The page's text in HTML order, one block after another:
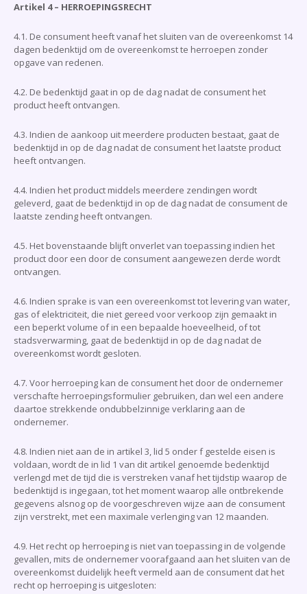
Artikel 4 – HERROEPINGSRECHT
4.1. De consument heeft vanaf het sluiten van de overeenkomst 14
dagen bedenktijd om de overeenkomst te herroepen zonder
opgave van redenen.
4.2. De bedenktijd gaat in op de dag nadat de consument het
product heeft ontvangen.
4.3. Indien de aankoop uit meerdere producten bestaat, gaat de
bedenktijd in op de dag nadat de consument het laatste product
heeft ontvangen.
4.4. Indien het product middels meerdere zendingen wordt
geleverd, gaat de bedenktijd in op de dag nadat de consument de
laatste zending heeft ontvangen.
4.5. Het bovenstaande blijft onverlet van toepassing indien het
product door een door de consument aangewezen derde wordt
ontvangen.
4.6. Indien sprake is van een overeenkomst tot levering van water,
gas of elektriciteit, die niet gereed voor verkoop zijn gemaakt in
een beperkt volume of in een bepaalde hoeveelheid, of tot
stadsverwarming, gaat de bedenktijd in op de dag nadat de
overeenkomst wordt gesloten.
4.7. Voor herroeping kan de consument het door de ondernemer
verschafte herroepingsformulier gebruiken, dan wel een andere
daartoe strekkende ondubbelzinnige verklaring aan de
ondernemer.
4.8. Indien niet aan de in artikel 3, lid 5 onder f gestelde eisen is
voldaan, wordt de in lid 1 van dit artikel genoemde bedenktijd
verlengd met de tijd die is verstreken vanaf het tijdstip waarop de
bedenktijd is ingegaan, tot het moment waarop alle ontbrekende
gegevens alsnog op de voorgeschreven wijze aan de consument
zijn verstrekt, met een maximale verlenging van 12 maanden.
4.9. Het recht op herroeping is niet van toepassing in de volgende
gevallen, mits de ondernemer voorafgaand aan het sluiten van de
overeenkomst duidelijk heeft vermeld aan de consument dat het
recht op herroeping is uitgesloten: